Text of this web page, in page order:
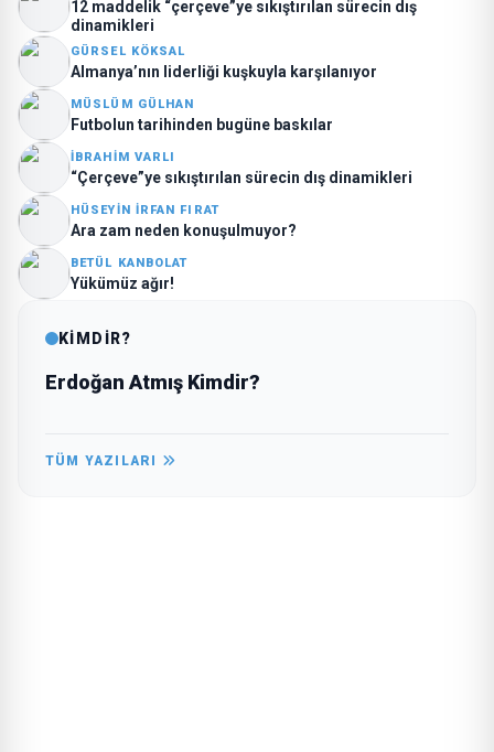
12 maddelik “çerçeve”ye sıkıştırılan sürecin dış
dinamikleri
GÜRSEL KÖKSAL
Almanya’nın liderliği kuşkuyla karşılanıyor
MÜSLÜM GÜLHAN
Futbolun tarihinden bugüne baskılar
İBRAHIM VARLI
“Çerçeve”ye sıkıştırılan sürecin dış dinamikleri
HÜSEYIN İRFAN FIRAT
Ara zam neden konuşulmuyor?
BETÜL KANBOLAT
Yükümüz ağır!
KİMDİR?
Erdoğan Atmış Kimdir?
TÜM YAZILARI